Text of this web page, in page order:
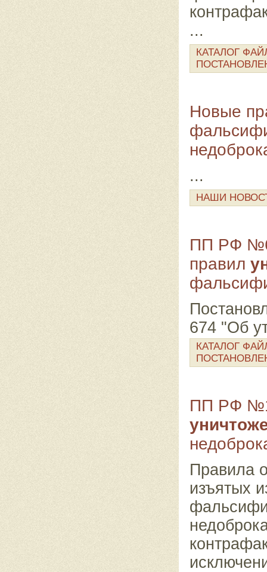
...
КАТАЛОГ
Новые
...
НАШИ
ПП РФ
правил
674 "Об
КАТАЛОГ
ПП РФ
Правила
изъятых